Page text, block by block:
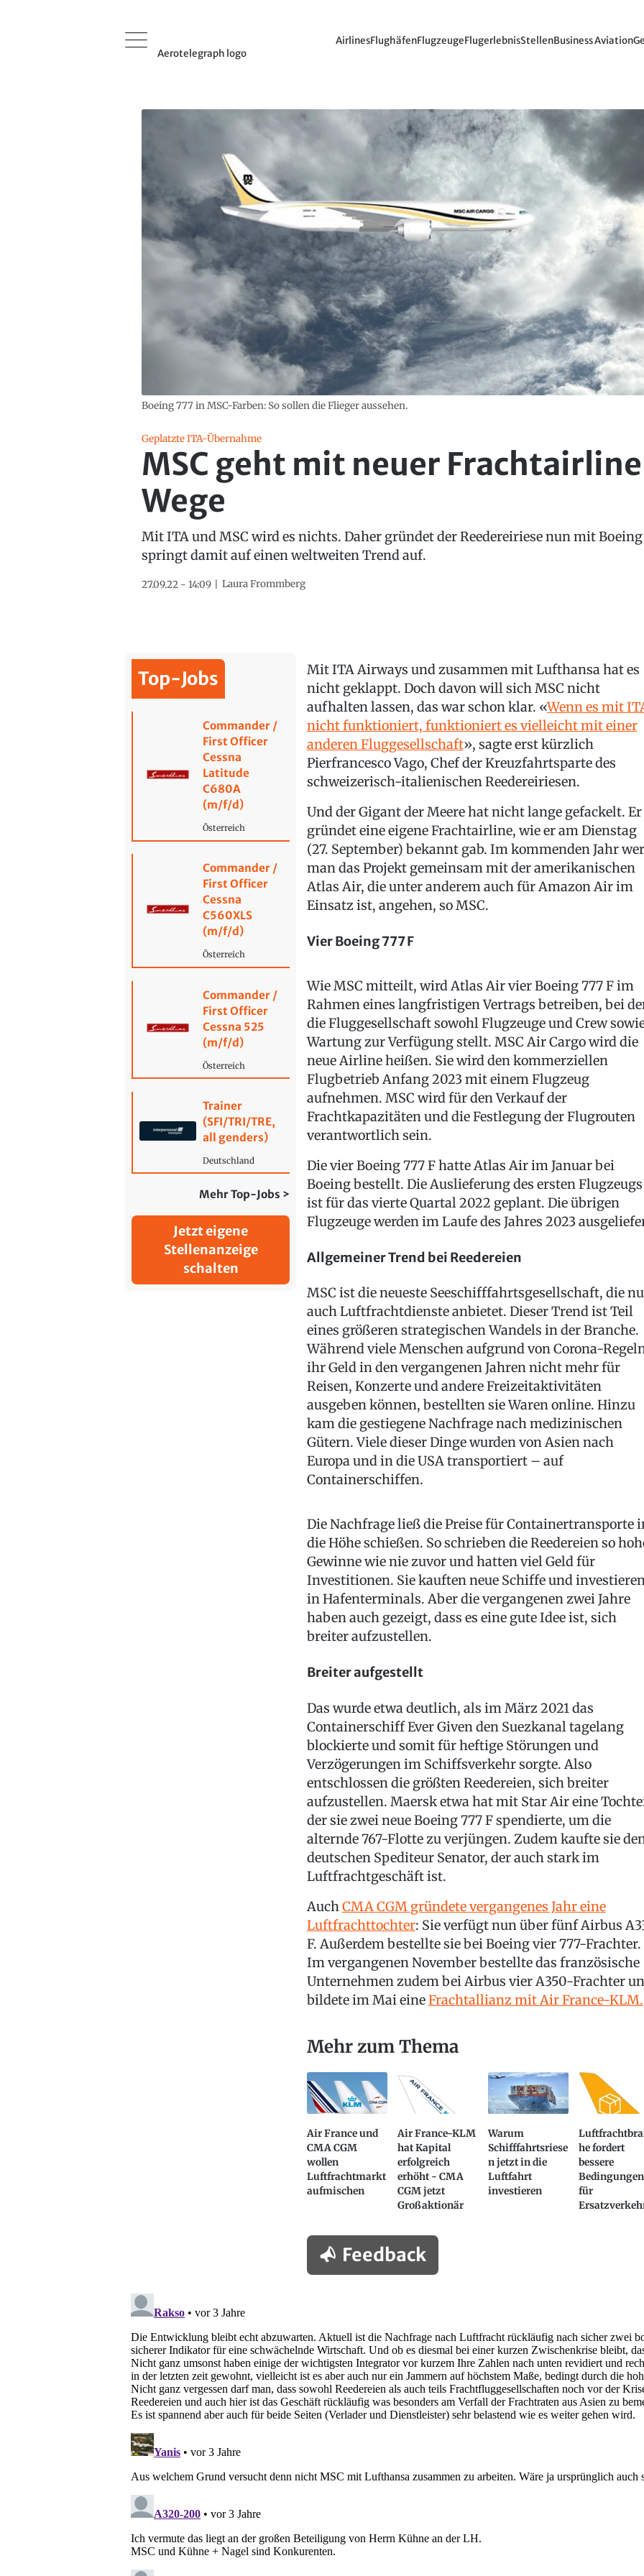
Aerotelegraph logo
AirlinesFlughäfenFlugzeugeFlugerlebnisStellenBusiness Aviation
Boeing 777 in MSC-Farben: So sollen die Flieger aussehen.
Geplatzte ITA-Übernahme
MSC geht mit neuer
Wege
Mit ITA und MSC wird es nichts. Daher gründet der Reedereiriese nun mit
springt damit auf einen weltweiten Trend auf.
27.09.22 - 14:09 Laura Frommberg
Top-Jobs
Commander /
First Officer
Cessna
Latitude
C680A
(m/f/d)
Österreich
Commander /
First Officer
Cessna
C560XLS
(m/f/d)
Österreich
Commander /
First Officer
Cessna 525
(m/f/d)
Österreich
Trainer
(SFI/TRI/TRE,
all genders)
Deutschland
Mehr Top-Jobs >
Jetzt eigene
Stellenanzeige
schalten
Mit ITA Airways und zusammen mit Lufthansa hat es
nicht geklappt. Doch davon will sich MSC nicht
aufhalten lassen, das war schon klar. «Wenn es mit
nicht funktioniert, funktioniert es vielleicht mit einer
anderen Fluggesellschaft», sagte erst kürzlich
Pierfrancesco Vago, Chef der Kreuzfahrtsparte des
schweizerisch-italienischen Reedereiriesen.
Und der Gigant der Meere hat nicht lange gefackelt. Er
gründet eine eigene Frachtairline, wie er am Dienstag
(27. September) bekannt gab. Im kommenden Jahr
man das Projekt gemeinsam mit der amerikanischen
Atlas Air, die unter anderem auch für Amazon Air im
Einsatz ist, angehen, so MSC.
Vier Boeing 777 F
Wie MSC mitteilt, wird Atlas Air vier Boeing 777 F im
Rahmen eines langfristigen Vertrags betreiben, bei
die Fluggesellschaft sowohl Flugzeuge und Crew
Wartung zur Verfügung stellt. MSC Air Cargo wird die
neue Airline heißen. Sie wird den kommerziellen
Flugbetrieb Anfang 2023 mit einem Flugzeug
aufnehmen. MSC wird für den Verkauf der
Frachtkapazitäten und die Festlegung der Flugrouten
verantwortlich sein.
Die vier Boeing 777 F hatte Atlas Air im Januar bei
Boeing bestellt. Die Auslieferung des ersten Flugzeugs
ist für das vierte Quartal 2022 geplant. Die übrigen
Flugzeuge werden im Laufe des Jahres 2023
Allgemeiner Trend bei Reedereien
MSC ist die neueste Seeschifffahrtsgesellschaft, die
auch Luftfrachtdienste anbietet. Dieser Trend ist Teil
eines größeren strategischen Wandels in der Branche.
Während viele Menschen aufgrund von Corona-
ihr Geld in den vergangenen Jahren nicht mehr für
Reisen, Konzerte und andere Freizeitaktivitäten
ausgeben können, bestellten sie Waren online. Hinzu
kam die gestiegene Nachfrage nach medizinischen
Gütern. Viele dieser Dinge wurden von Asien nach
Europa und in die USA transportiert – auf
Containerschiffen.
Die Nachfrage ließ die Preise für Containertransporte
die Höhe schießen. So schrieben die Reedereien so
Gewinne wie nie zuvor und hatten viel Geld für
Investitionen. Sie kauften neue Schiffe und
in Hafenterminals. Aber die vergangenen zwei Jahre
haben auch gezeigt, dass es eine gute Idee ist, sich
breiter aufzustellen.
Breiter aufgestellt
Das wurde etwa deutlich, als im März 2021 das
Containerschiff Ever Given den Suezkanal tagelang
blockierte und somit für heftige Störungen und
Verzögerungen im Schiffsverkehr sorgte. Also
entschlossen die größten Reedereien, sich breiter
aufzustellen. Maersk etwa hat mit Star Air eine
der sie zwei neue Boeing 777 F spendierte, um die
alternde 767-Flotte zu verjüngen. Zudem kaufte sie
deutschen Spediteur Senator, der auch stark im
Luftfrachtgeschäft ist.
AuchCMA CGM gründete vergangenes Jahr eine
Luftfrachttochter: Sie verfügt nun über fünf Airbus
F. Außerdem bestellte sie bei Boeing vier 777-Frachter.
Im vergangenen November bestellte das französische
Unternehmen zudem bei Airbus vier A350-Frachter
bildete im Mai eineFrachtallianz mit Air France-KLM.
Mehr zum Thema
Air France und
CMA CGM
wollen
Luftfrachtmarkt
aufmischen
Air France-KLM
hat Kapital
erfolgreich
erhöht - CMA
CGM jetzt
Großaktionär
Warum
Schifffahrtsriese
n jetzt in die
Luftfahrt
investieren
he fordert
bessere
Bedingungen
für
Feedback